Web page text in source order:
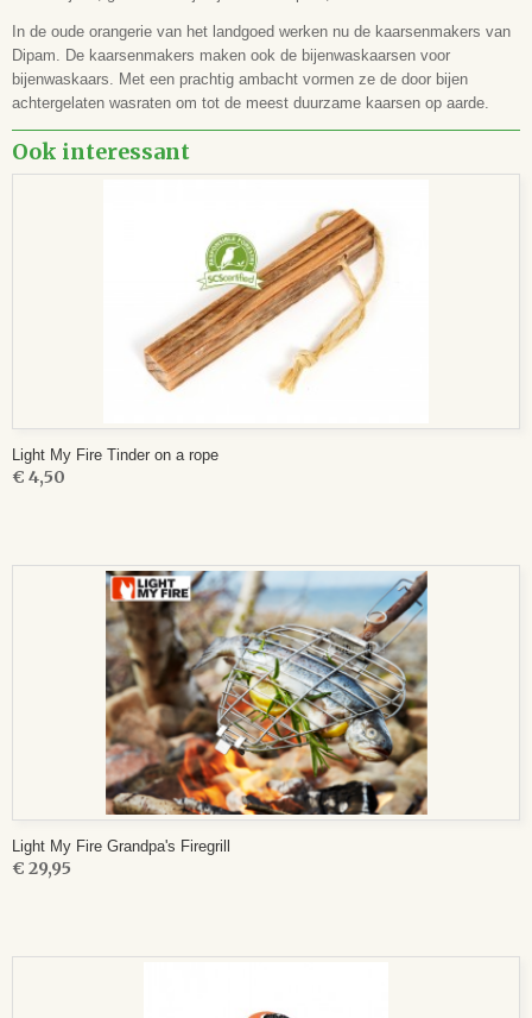
In de oude orangerie van het landgoed werken nu de kaarsenmakers van
Dipam. De kaarsenmakers maken ook de bijenwaskaarsen voor
bijenwaskaars. Met een prachtig ambacht vormen ze de door bijen
achtergelaten wasraten om tot de meest duurzame kaarsen op aarde.
Ook interessant
Light My Fire Tinder on a rope
€ 4,50
Light My Fire Grandpa's Firegrill
€ 29,95